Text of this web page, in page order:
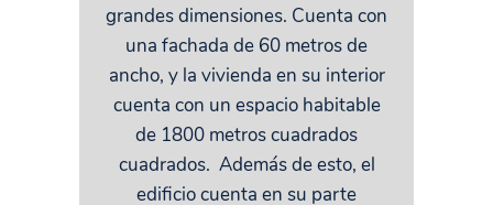
grandes dimensiones. Cuenta con
una fachada de 60 metros de
ancho, y la vivienda en su interior
cuenta con un espacio habitable
de 1800 metros cuadrados
cuadrados. Además de esto, el
edificio cuenta en su parte